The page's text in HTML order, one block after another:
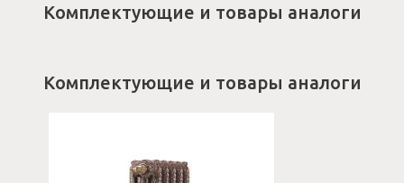
Комплектующие и товары аналоги
Комплектующие и товары аналоги